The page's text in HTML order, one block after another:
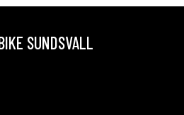
SUNDSVALL